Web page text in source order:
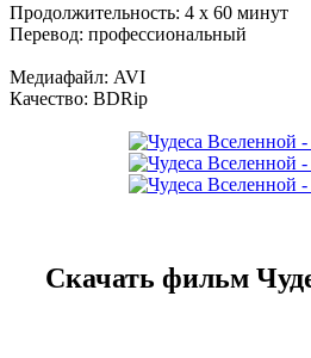
Продолжительность: 4 x 60 минут
Перевод: профессиональный
Медиафайл: AVI
Качество: BDRip
Скачать фильм